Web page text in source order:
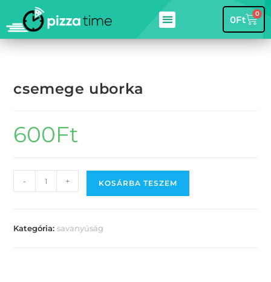
0Ft 0
csemege uborka
600Ft
- + KOSÁRBA TESZEM
Kategória:savanyúság